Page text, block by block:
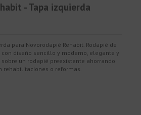
- Tapa izquierda
para Novorodapié Rehabit. Rodapié de
diseño sencillo y moderno, elegante y
un rodapié preexistente ahorrando
rehabilitaciones o reformas.